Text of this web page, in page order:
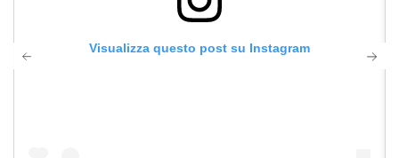
Visualizza questo post su Instagram